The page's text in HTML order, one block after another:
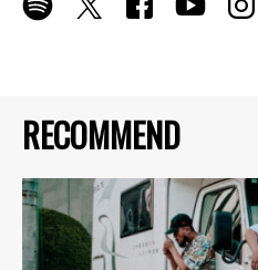
RECOMMEND